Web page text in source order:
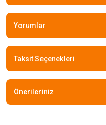
Yorumlar
Taksit Seçenekleri
Önerileriniz